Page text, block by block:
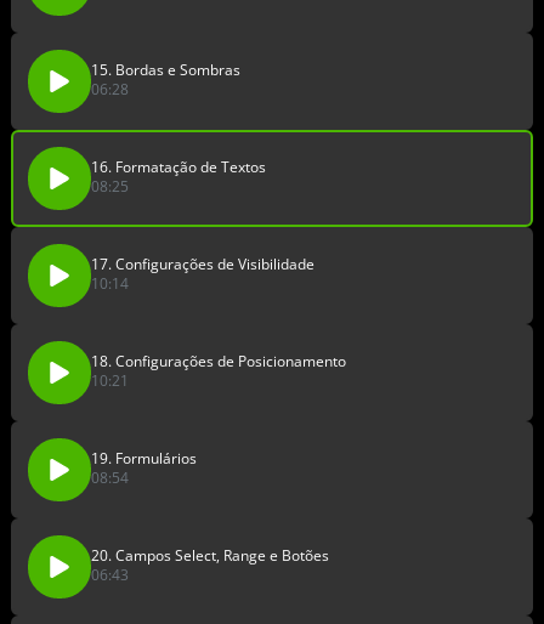
15. Bordas e Sombras
06:28
16. Formatação de Textos
08:25
17. Configurações de Visibilidade
10:14
18. Configurações de Posicionamento
10:21
19. Formulários
08:54
20. Campos Select, Range e Botões
06:43